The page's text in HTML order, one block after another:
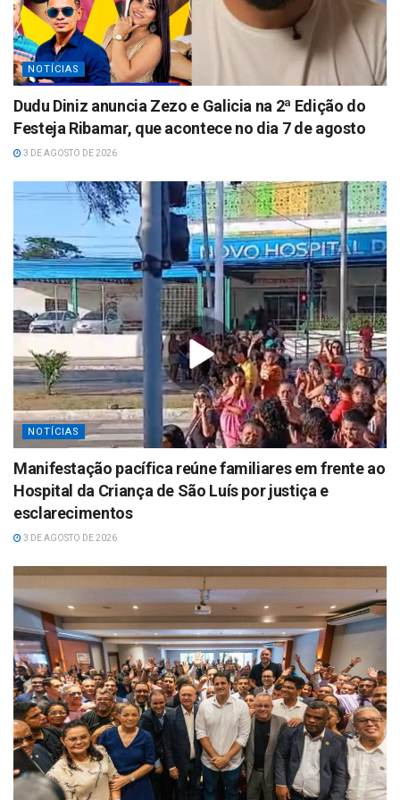
NOTÍCIAS
Dudu Diniz anuncia Zezo e Galicia na 2ª Edição do
Festeja Ribamar, que acontece no dia 7 de agosto
3 DE AGOSTO DE 2026
NOTÍCIAS
Manifestação pacífica reúne familiares em frente ao
Hospital da Criança de São Luís por justiça e
esclarecimentos
3 DE AGOSTO DE 2026